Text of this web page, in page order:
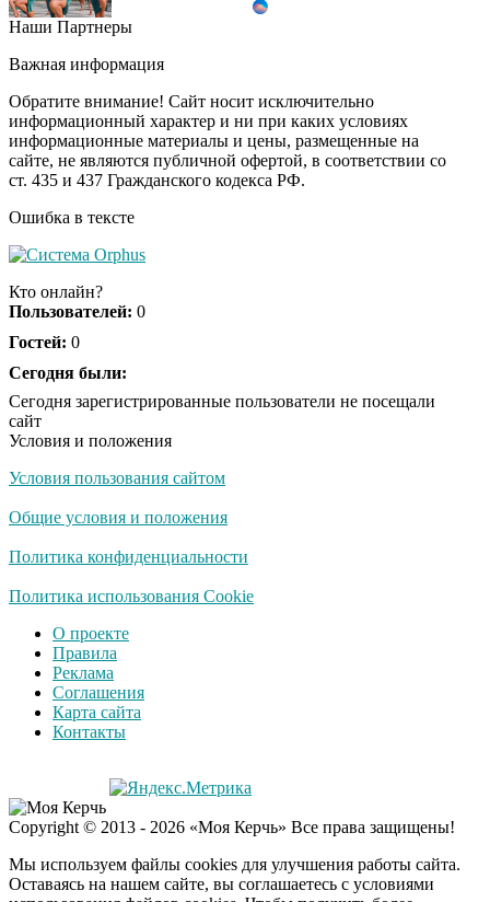
Врач дала 5 советов,
инфаркта и инсульта
i
"Потеряли стыд в
погоне за "Диором":
Поплавская вмазала
Ролик из Омска: вы
Королева вагона
оставит равнодушным
Наши Партнеры
Важная информация
Обратите внимание! Сайт носит исключительно
информационный характер и ни при каких условиях
информационные материалы и цены, размещенные на
сайте, не являются публичной офертой, в соответствии со
ст. 435 и 437 Гражданского кодекса РФ.
Ошибка в тексте
Кто онлайн?
Пользователей: 0
Гостей: 0
Сегодня были:
Сегодня зарегистрированные пользователи не посещали
сайт
Условия и положения
Условия пользования сайтом
Общие условия и положения
Политика конфиденциальности
Политика использования Cookie
О проекте
Правила
Реклама
Соглашения
Карта сайта
Контакты
Copyright © 2013 - 2026 «Моя Керчь» Все права защищены!
Мы используем файлы cookies для улучшения работы сайта.
Оставаясь на нашем сайте, вы соглашаетесь с условиями